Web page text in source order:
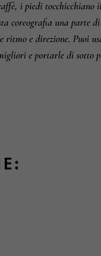
i piedi tocchicchiano
coreografia una parte
ritmo e direzione. Puoi
e portarle di sotto